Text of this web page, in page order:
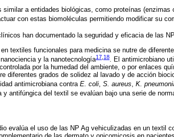
similar a entidades biológicas, como proteínas
con estas biomoléculas permitiendo modificar su
han documentado la seguridad y eficacia de las
textiles funcionales para medicina se nutre de
y la nanotecnología17 18
. El antimicrobiano
por la humedad del ambiente, o por enlaces
diferentes grados de solidez al lavado y de acción
antimicrobiana contra E. coli, S. aureus, K.
y antifúngica del textil se evalúan bajo una serie de
evalúa el uso de las NP Ag vehiculizadas en un textil